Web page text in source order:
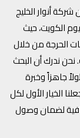
أنوار الخليج
الكويت، حيث
الحرجة من خلال
ندرك أن البحث
جاهزاً وخبرة
الخيار الأول لكل
لضمان وصول